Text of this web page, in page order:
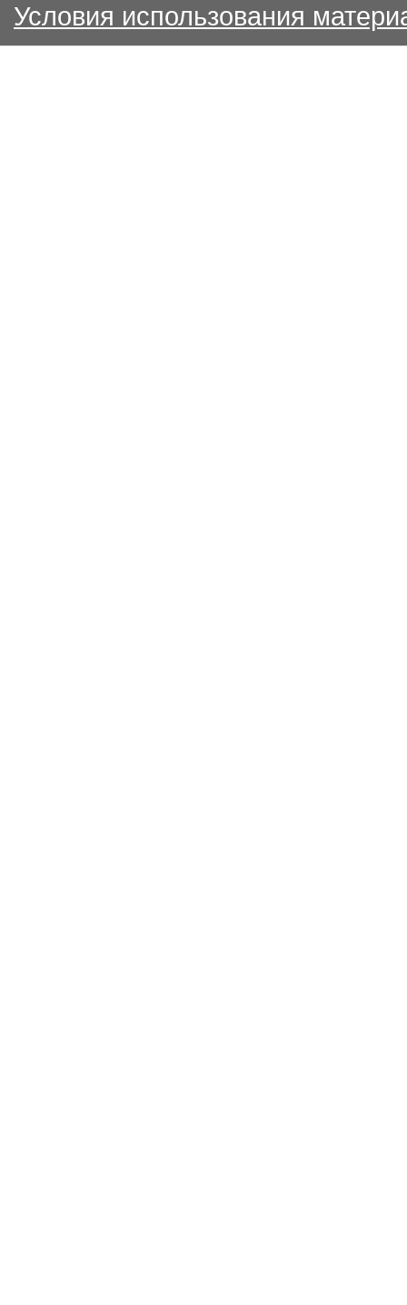
Условия использования